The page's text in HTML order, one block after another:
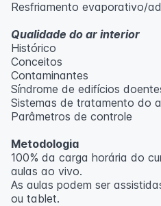
Resfriamento evaporativo/
Qualidade do ar interior
Histórico
Conceitos
Contaminantes
Síndrome de edifícios
Sistemas de tratamento do
Parâmetros de controle
Metodologia
100% da carga horária do
aulas ao vivo.
As aulas podem ser
ou tablet.